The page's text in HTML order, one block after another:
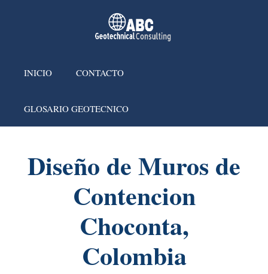
INICIO CONTACTO
GLOSARIO GEOTECNICO
Diseño de Muros de
Contencion
Choconta,
Colombia